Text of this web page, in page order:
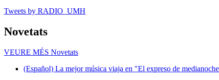
Tweets by RADIO_UMH
Novetats
VEURE MÉS Novetats
(Español) La mejor música viaja en "El expreso de